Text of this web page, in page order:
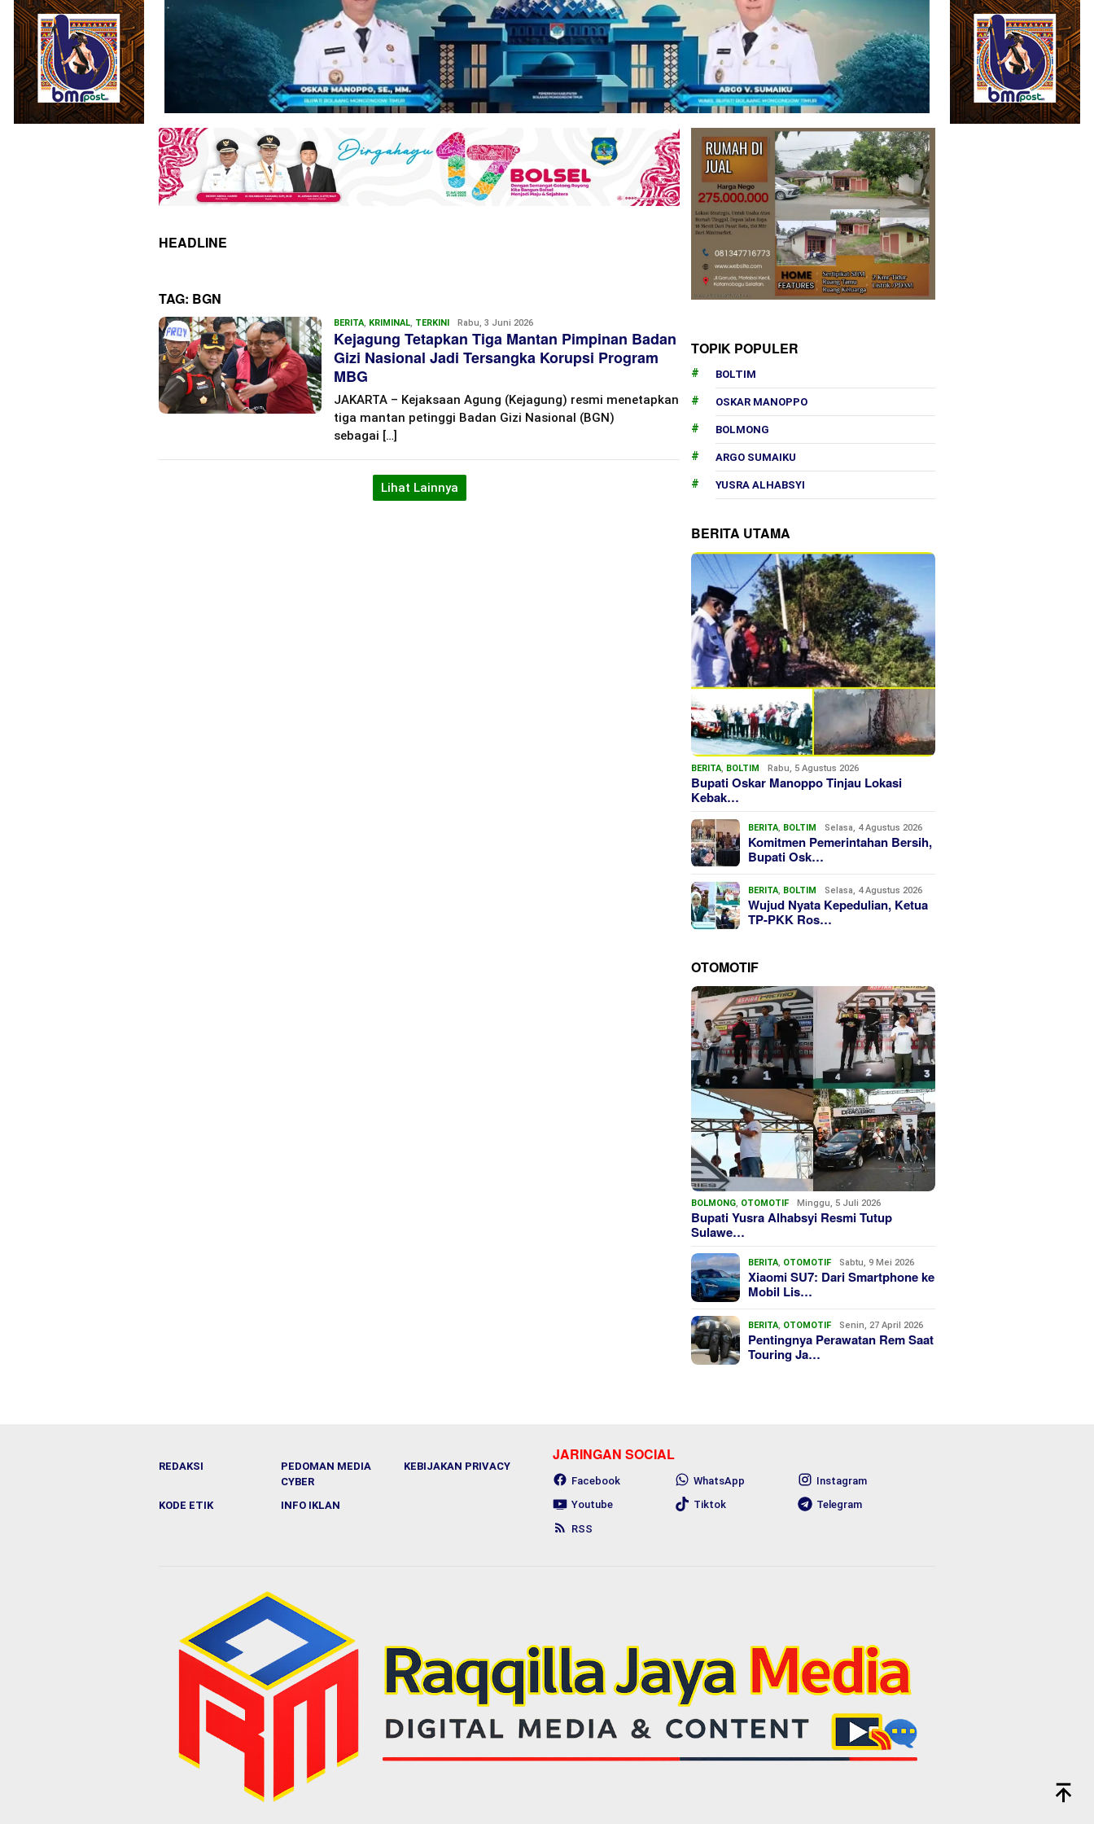
HEADLINE
TAG: BGN
BERITA KRIMINAL TERKINI Redaksi
Rabu, 3 Juni 2026
Kejagung Tetapkan Tiga Mantan Pimpinan Badan
Gizi Nasional Jadi Tersangka Korupsi Program
MBG
JAKARTA – Kejaksaan Agung (Kejagung) resmi menetapkan
tiga mantan petinggi Badan Gizi Nasional (BGN)
sebagai […]
Lihat Lainnya
TOPIK POPULER
BOLTIM
OSKAR MANOPPO
BOLMONG
ARGO SUMAIKU
YUSRA ALHABSYI
BERITA UTAMA
BERITA, BOLTIM Rabu, 5 Agustus 2026
Bupati Oskar Manoppo Tinjau Lokasi
Kebak…
BERITA, BOLTIM Selasa, 4 Agustus 2026
Komitmen Pemerintahan Bersih,
Bupati Osk…
BERITA, BOLTIM Selasa, 4 Agustus 2026
Wujud Nyata Kepedulian, Ketua
TP-PKK Ros…
OTOMOTIF
BOLMONG, OTOMOTIF Minggu, 5 Juli 2026
Bupati Yusra Alhabsyi Resmi Tutup
Sulawe…
BERITA, OTOMOTIF Sabtu, 9 Mei 2026
Xiaomi SU7: Dari Smartphone ke
Mobil Lis…
BERITA, OTOMOTIF Senin, 27 April 2026
Pentingnya Perawatan Rem Saat
Touring Ja…
REDAKSI
PEDOMAN MEDIA
CYBER
KEBIJAKAN PRIVACY
KODE ETIK INFO IKLAN
JARINGAN SOCIAL
Facebook WhatsApp
Instagram
Youtube
Tiktok
Telegram
RSS